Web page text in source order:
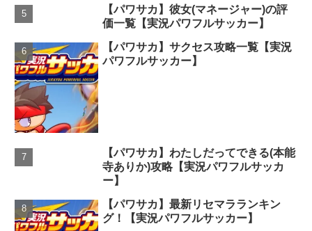
【パワサカ】彼女(マネージャー)の評
価一覧【実況パワフルサッカー】
【パワサカ】サクセス攻略一覧【実況
パワフルサッカー】
【パワサカ】わたしだってできる(本能
寺ありか)攻略【実況パワフルサッカ
ー】
【パワサカ】最新リセマラランキン
グ！【実況パワフルサッカー】